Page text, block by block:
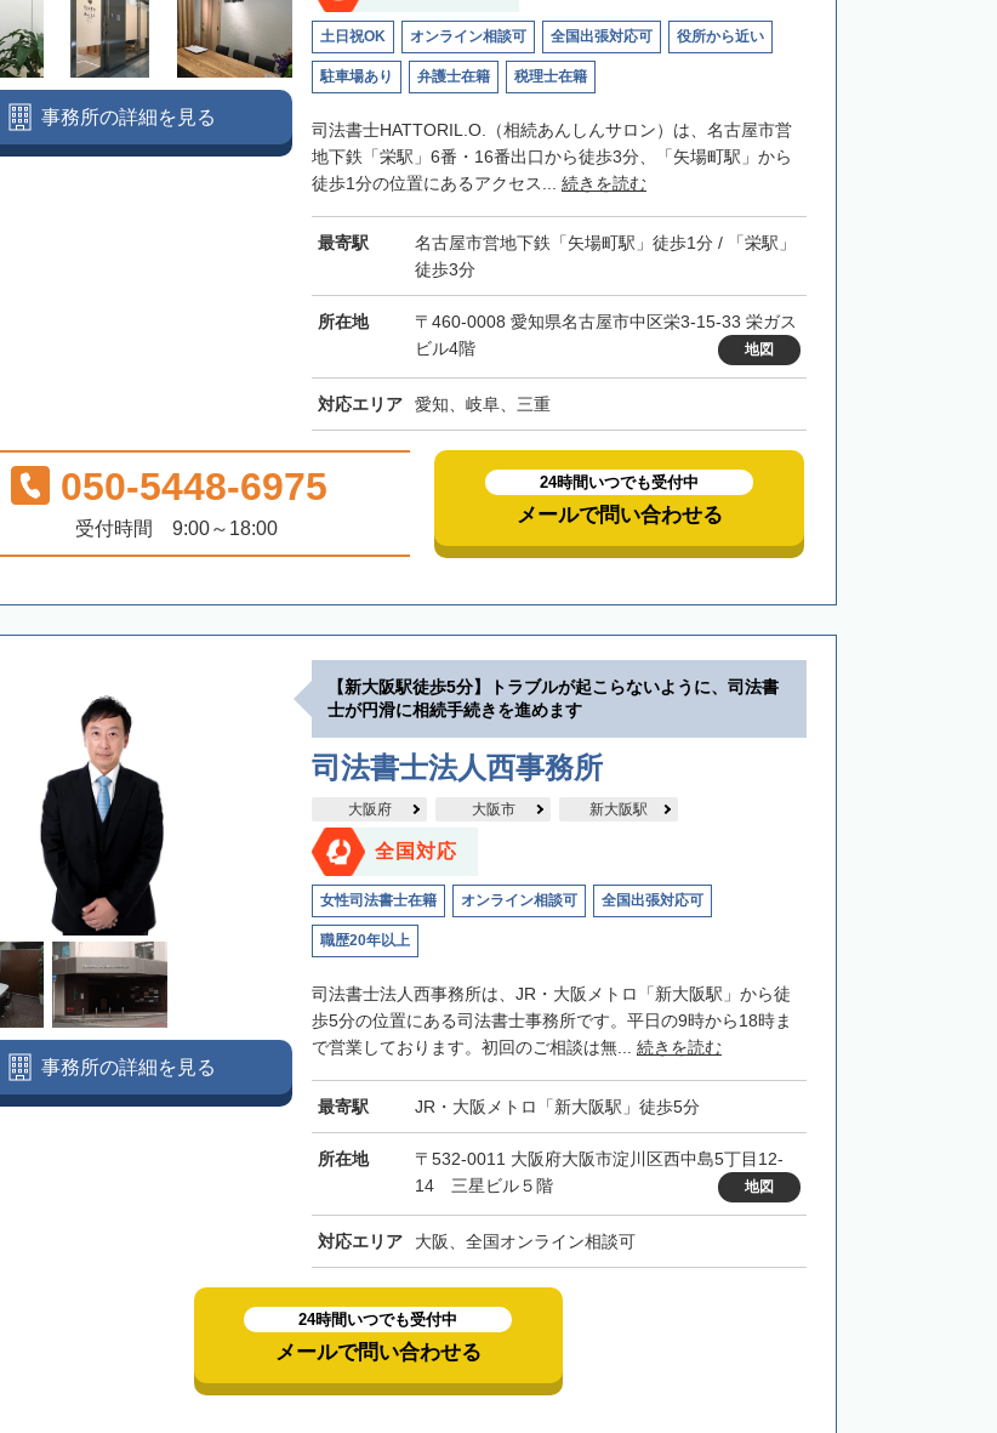
土日祝OK オンライン相談可 全国出張対応可 役所から近い
駐車場あり 弁護士在籍 税理士在籍
司法書士HATTORIL.O.（相続あんしんサロン）は、名古屋市営
地下鉄「栄駅」6番・16番出口から徒歩3分、「矢場町駅」から
徒歩1分の位置にあるアクセス... 続きを読む
最寄駅
名古屋市営地下鉄「矢場町駅」徒歩1分 / 「栄駅」
徒歩3分
所在地
〒460-0008 愛知県名古屋市中区栄3-15-33 栄ガス
ビル4階
地図
対応エリア 愛知、岐阜、三重
事務所の詳細を見る
050-5448-6975
受付時間 9:00～18:00
24時間いつでも受付中
メールで問い合わせる
【新大阪駅徒歩5分】トラブルが起こらないように、司法書
士が円滑に相続手続きを進めます
司法書士法人西事務所
大阪府 大阪市 新大阪駅
全国対応
女性司法書士在籍 オンライン相談可 全国出張対応可
職歴20年以上
司法書士法人西事務所は、JR・大阪メトロ「新大阪駅」から徒
歩5分の位置にある司法書士事務所です。平日の9時から18時ま
で営業しております。初回のご相談は無... 続きを読む
最寄駅 JR・大阪メトロ「新大阪駅」徒歩5分
所在地
〒532-0011 大阪府大阪市淀川区西中島5丁目12-
14 三星ビル５階
地図
対応エリア 大阪、全国オンライン相談可
事務所の詳細を見る
24時間いつでも受付中
メールで問い合わせる